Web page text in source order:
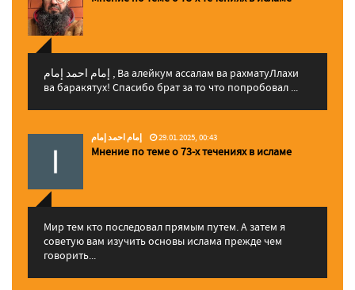
إمام احمد إمام , Ва алейкум ассалам ва рахматуЛлахи
ва баракятух! Спасибо брат за то что попробовал ...
إمام احمد إمام 29.01.2025, 00:43
Мнение по теме о 73-х течениях в исламе
Мир тем кто последовал прямым путем. А затем я
советую вам изучить основы ислама прежде чем
говорить...